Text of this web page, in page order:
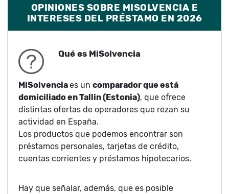
OPINIONES SOBRE MISOLVENCIA E
INTERESES DEL PRÉSTAMO EN 2026
Qué es MiSolvencia
MiSolvenciaes un comparador que está
domiciliado en Tallin (Estonia), que ofrece
distintas ofertas de operadores que rezan su
actividad en España.
Los productos que podemos encontrar son
préstamos personales, tarjetas de crédito,
cuentas corrientes y préstamos hipotecarios.
Hay que señalar, además, que es posible